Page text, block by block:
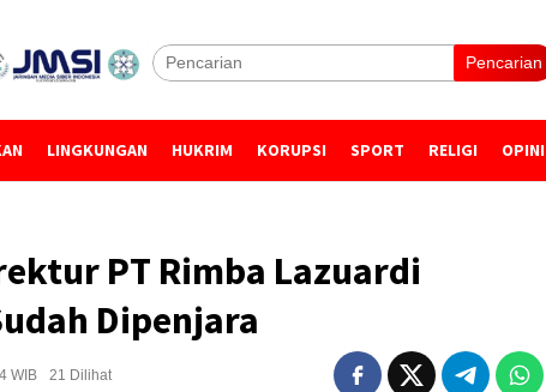
Pencarian
LINGKUNGAN HUKRIM KORUPSI SPORT RELIGI OPINI
PT Rimba Lazuardi
Dipenjara
WIB 21 Dilihat